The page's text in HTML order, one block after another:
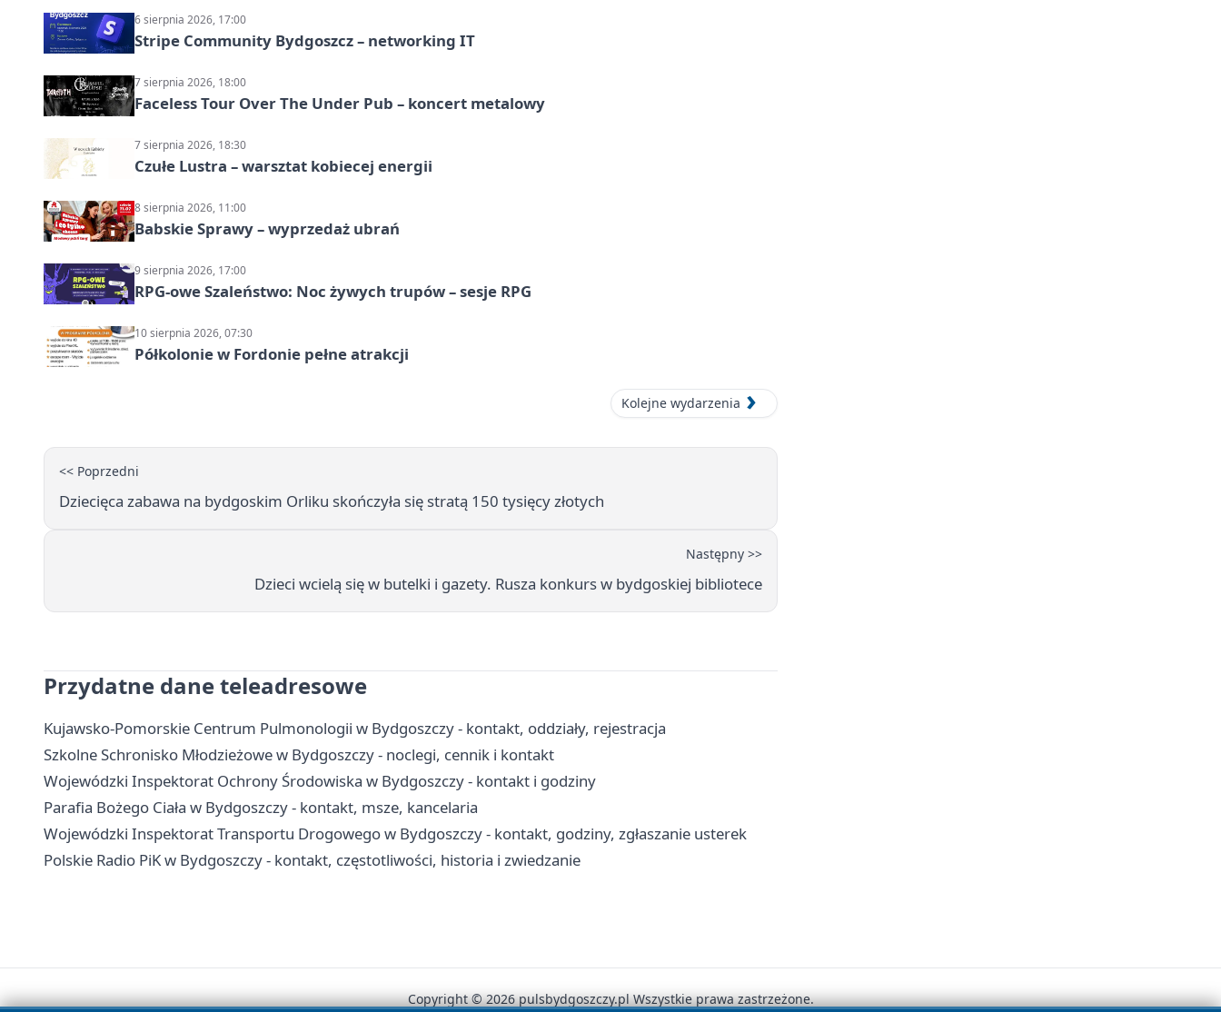
6 sierpnia 2026, 17:00
Stripe Community Bydgoszcz – networking IT
7 sierpnia 2026, 18:00
Faceless Tour Over The Under Pub – koncert metalowy
7 sierpnia 2026, 18:30
Czułe Lustra – warsztat kobiecej energii
8 sierpnia 2026, 11:00
Babskie Sprawy – wyprzedaż ubrań
9 sierpnia 2026, 17:00
RPG-owe Szaleństwo: Noc żywych trupów – sesje RPG
10 sierpnia 2026, 07:30
Półkolonie w Fordonie pełne atrakcji
Kolejne wydarzenia
<< Poprzedni
Dziecięca zabawa na bydgoskim Orliku skończyła się stratą 150 tysięcy złotych
Następny >>
Dzieci wcielą się w butelki i gazety. Rusza konkurs w bydgoskiej bibliotece
Przydatne dane teleadresowe
Kujawsko-Pomorskie Centrum Pulmonologii w Bydgoszczy - kontakt, oddziały, rejestracja
Szkolne Schronisko Młodzieżowe w Bydgoszczy - noclegi, cennik i kontakt
Wojewódzki Inspektorat Ochrony Środowiska w Bydgoszczy - kontakt i godziny
Parafia Bożego Ciała w Bydgoszczy - kontakt, msze, kancelaria
Wojewódzki Inspektorat Transportu Drogowego w Bydgoszczy - kontakt, godziny, zgłaszanie usterek
Polskie Radio PiK w Bydgoszczy - kontakt, częstotliwości, historia i zwiedzanie
Copyright © 2026 pulsbydgoszczy.pl Wszystkie prawa zastrzeżone.